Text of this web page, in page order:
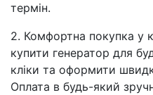
термін.
2. Комфортна покупка у
купити генератор для
кліки та оформити
Оплата в будь-який